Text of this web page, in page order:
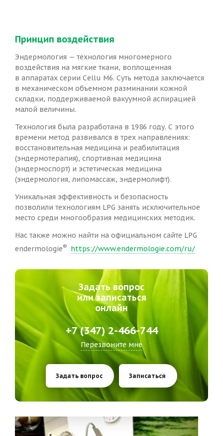
Принцип воздействия
Эндермология — технология многомерного
воздействия на мягкие ткани, воплощенная
в аппаратах серии Cellu M6. Суть метода заключается
в механическом объемном разминании кожной
складки, поддерживаемой вакуумной аспирацией
малой величины.
Технология была разработана в 1986 году. С этого
времени метод развивался в трех направлениях:
восстановительная медицина и реабилитация
(эндермотерапия), спортивная медицина
(эндермоспорт) и эстетическая медицина
(эндермология, липомассаж, эндермолифт).
Уникальная эффективность и безопасность
позволили технологиям LPG занять исключительное
место среди многообразия медицинских методик.
Нас также можно найти на официальном сайте LPG
endermologie® https://www.endermologie.com/ru/
Задать вопрос
или записаться
онлайн
+7 (347) 2-466-744
Перезвоните мне
Задать вопрос Записаться